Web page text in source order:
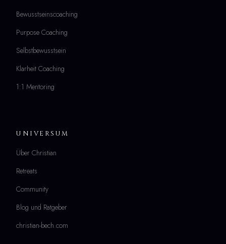
Bewusstseinscoaching
Purpose Coaching
Selbstbewusstsein
Klarheit Coaching
1:1 Mentoring
UNIVERSUM
Über Christian
Retreats
Community
Blog und Ratgeber
christian-bech.com